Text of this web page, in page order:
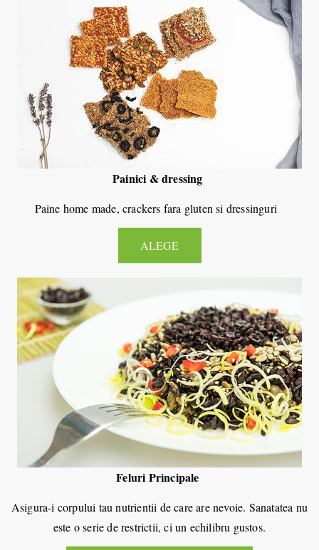
Painici & dressing
Paine home made, crackers fara gluten si dressinguri
ALEGE
Feluri Principale
Asigura-i corpului tau nutrientii de care are nevoie. Sanatatea nu
este o serie de restrictii, ci un echilibru gustos.